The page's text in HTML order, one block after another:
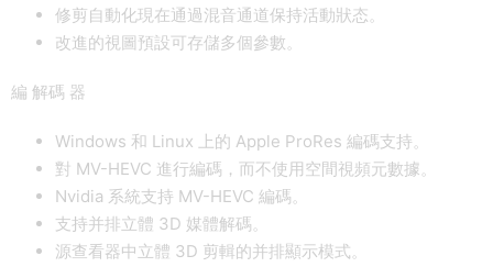
修剪自動化現在通過混音通道保持活動狀态。
改進的視圖預設可存儲多個參數。
編 解碼 器
Windows 和 Linux 上的 Apple ProRes 編碼支持。
對 MV-HEVC 進行編碼，而不使用空間視頻元數據。
Nvidia 系統支持 MV-HEVC 編碼。
支持并排立體 3D 媒體解碼。
源查看器中立體 3D 剪輯的并排顯示模式。